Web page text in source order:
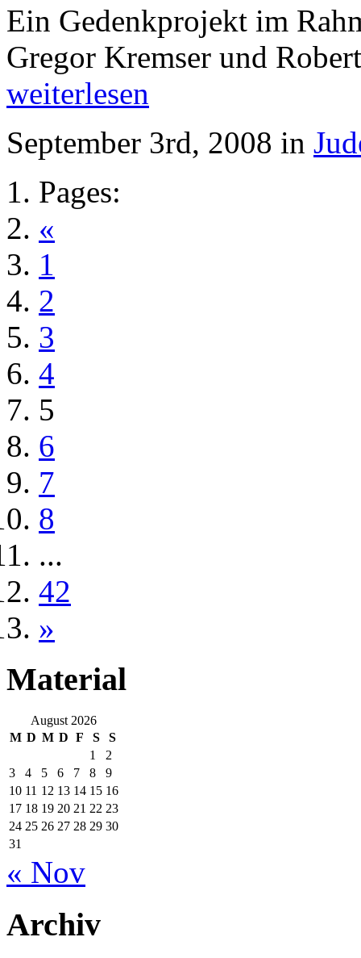
Ein Gedenkprojekt im
Gregor Kremser und
weiterlesen
September 3rd, 2008 in
Pages:
«
1
2
3
4
5
6
7
8
...
42
»
Material
August 2026
M D M D F S
S
1
2
3
4 5 6 7 8
9
10 11 12 13 14 15 16
17 18 19 20 21 22 23
24 25 26 27 28 29 30
31
« Nov
Archiv